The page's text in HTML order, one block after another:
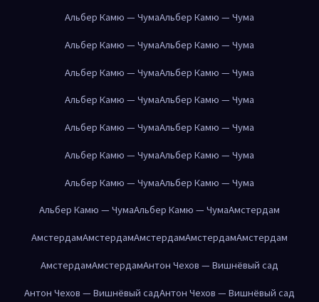
Альбер Камю — ЧумаАльбер Камю — Чума
Альбер Камю — ЧумаАльбер Камю — Чума
Альбер Камю — ЧумаАльбер Камю — Чума
Альбер Камю — ЧумаАльбер Камю — Чума
Альбер Камю — ЧумаАльбер Камю — Чума
Альбер Камю — ЧумаАльбер Камю — Чума
Альбер Камю — ЧумаАльбер Камю — Чума
Альбер Камю — ЧумаАльбер Камю — ЧумаАмстердам
АмстердамАмстердамАмстердамАмстердамАмстердам
АмстердамАмстердамАнтон Чехов — Вишнёвый сад
Антон Чехов — Вишнёвый садАнтон Чехов — Вишнёвый сад